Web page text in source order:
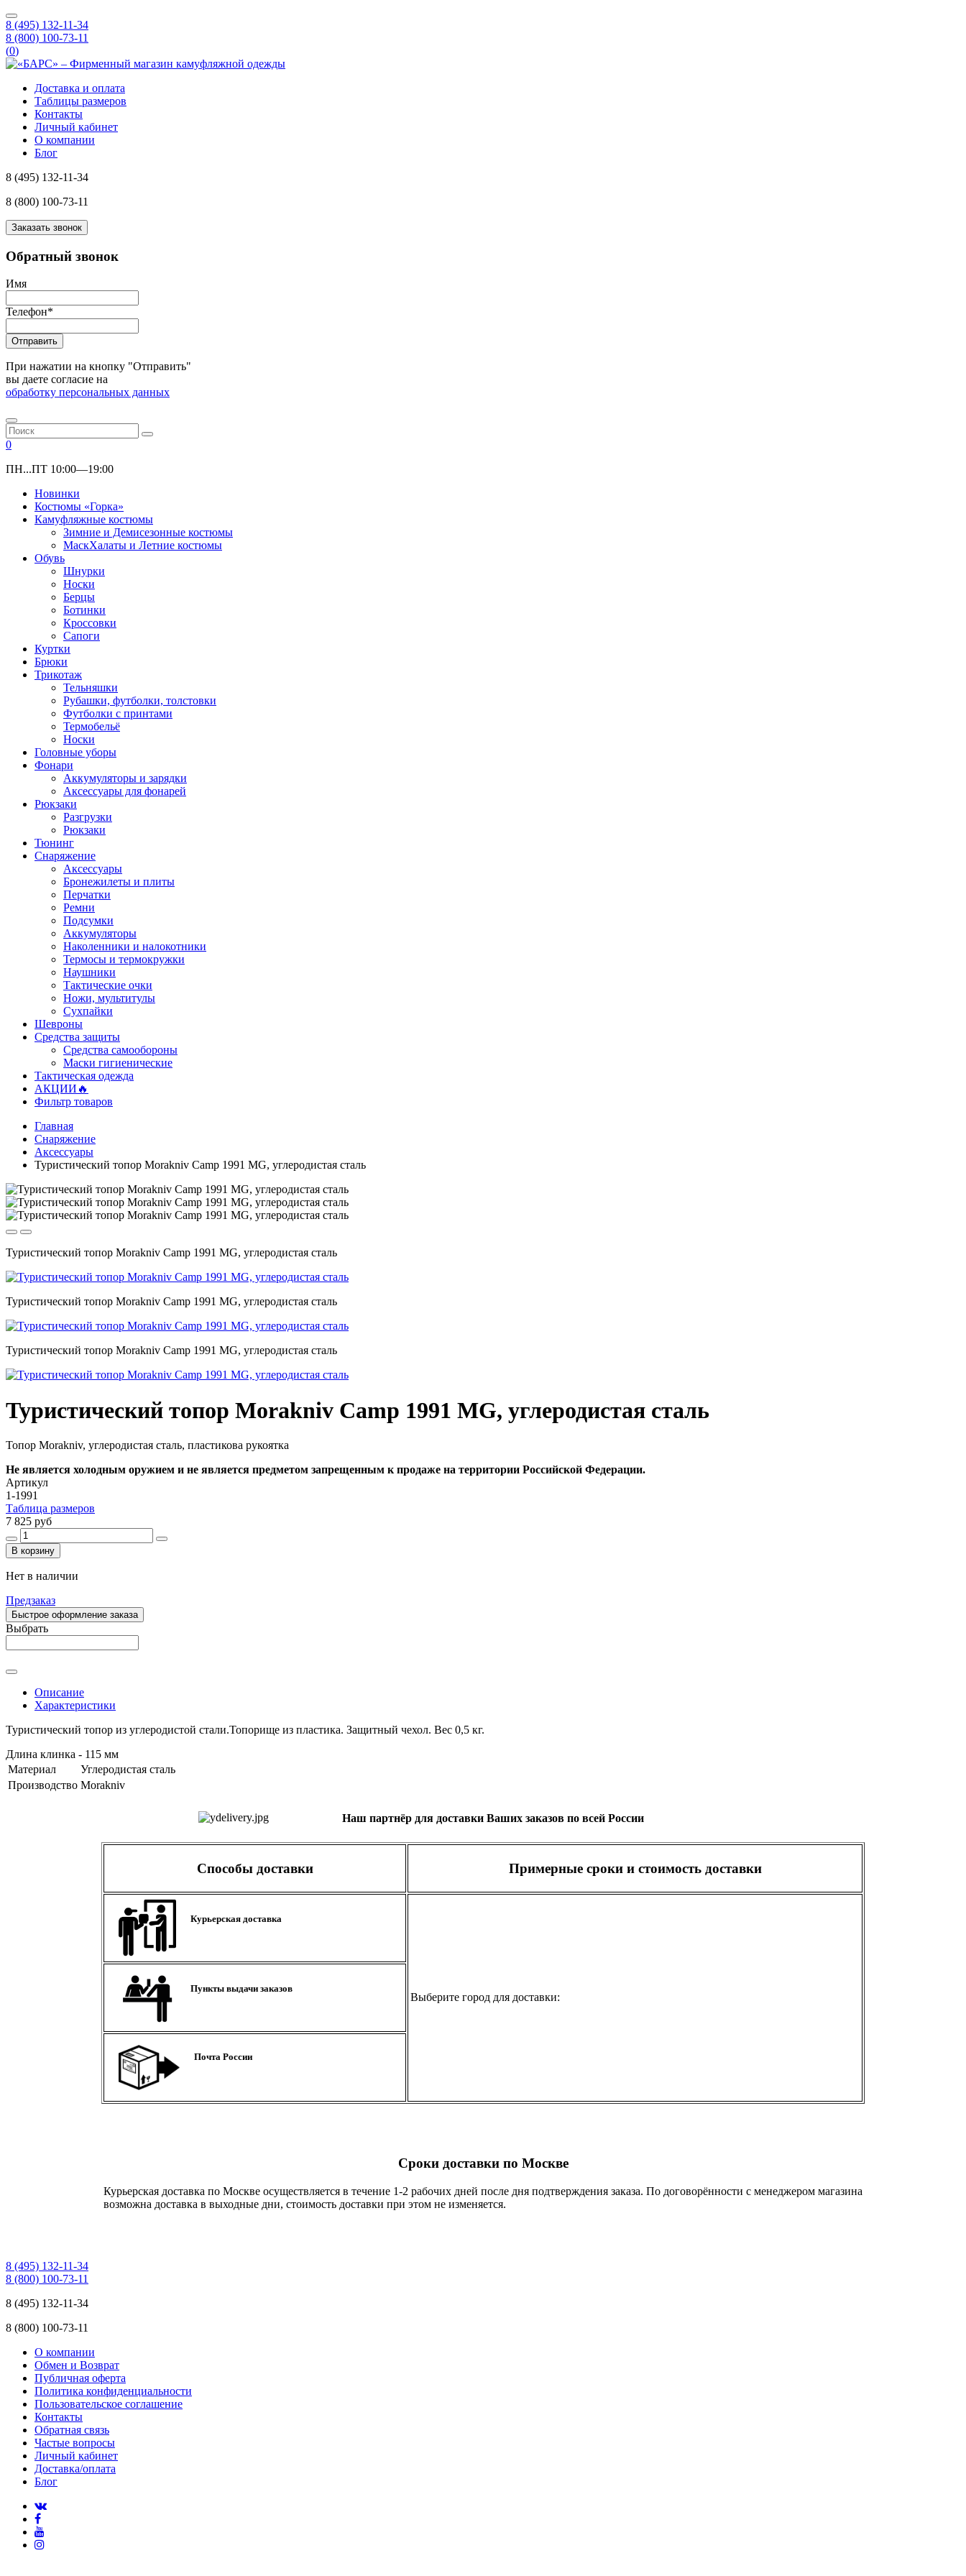
8 (495) 132-11-34
8 (800) 100-73-11
(0)
Доставка и оплата
Таблицы размеров
Контакты
Личный кабинет
О компании
Блог
8 (495) 132-11-34
8 (800) 100-73-11
Заказать звонок
Обратный звонок
Имя
Телефон*
Отправить
При нажатии на кнопку "Отправить"
вы даете согласие на
обработку персональных данных
0
ПН...ПТ 10:00—19:00
Новинки
Костюмы «Горка»
Камуфляжные костюмы
Зимние и Демисезонные костюмы
МаскХалаты и Летние костюмы
Обувь
Шнурки
Носки
Берцы
Ботинки
Кроссовки
Сапоги
Куртки
Брюки
Трикотаж
Тельняшки
Рубашки, футболки, толстовки
Футболки с принтами
Термобельё
Носки
Головные уборы
Фонари
Аккумуляторы и зарядки
Аксессуары для фонарей
Рюкзаки
Разгрузки
Рюкзаки
Тюнинг
Снаряжение
Аксессуары
Бронежилеты и плиты
Перчатки
Ремни
Подсумки
Аккумуляторы
Наколенники и налокотники
Термосы и термокружки
Наушники
Тактические очки
Ножи, мультитулы
Сухпайки
Шевроны
Средства защиты
Средства самообороны
Маски гигиенические
Тактическая одежда
АКЦИИ🔥
Фильтр товаров
Главная
Снаряжение
Аксессуары
Туристический топор Morakniv Camp 1991 MG, углеродистая сталь
Туристический топор Morakniv Camp 1991 MG, углеродистая сталь
Туристический топор Morakniv Camp 1991 MG, углеродистая сталь
Туристический топор Morakniv Camp 1991 MG, углеродистая сталь
Туристический топор Morakniv Camp 1991 MG, углеродистая сталь
Топор Morakniv, углеродистая сталь, пластикова рукоятка
Не является холодным оружием и не является предметом запрещенным к продаже на территории Российской Федерации.
Артикул
1-1991
Таблица размеров
7 825 руб
В корзину
Нет в наличии
Предзаказ
Быстрое оформление заказа
Выбрать
Описание
Характеристики
Туристический топор из углеродистой стали.Топорище из пластика. Защитный чехол. Вес 0,5 кг.
Длина клинка - 115 мм
Материал
Углеродистая сталь
Производство Morakniv
Наш партнёр для доставки Ваших заказов по всей России
Способы доставки Примерные сроки и стоимость доставки
Курьерская доставка
Выберите город для доставки:
Пункты выдачи заказов
Почта России
Сроки доставки по Москве
Курьерская доставка по Москве осуществляется в течение 1-2 рабочих дней после дня подтверждения заказа. По договорённости с менеджером магазина
возможна доставка в выходные дни, стоимость доставки при этом не изменяется.
8 (495) 132-11-34
8 (800) 100-73-11
8 (495) 132-11-34
8 (800) 100-73-11
О компании
Обмен и Возврат
Публичная оферта
Политика конфиденциальности
Пользовательское соглашение
Контакты
Обратная связь
Частые вопросы
Личный кабинет
Доставка/оплата
Блог